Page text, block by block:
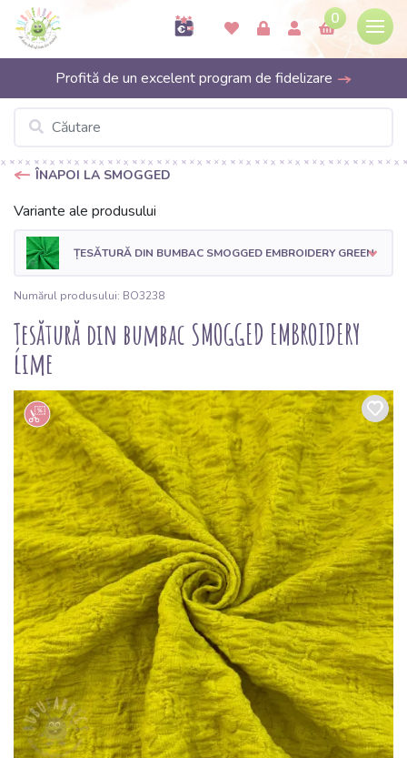
0
Profită de un excelent program de fidelizare
ÎNAPOI LA SMOGGED
Variante ale produsului
ȚESĂTURĂ DIN BUMBAC SMOGGED EMBROIDERY GREEN
Numărul produsului: BO3238
Țesătură din bumbac SMOGGED EMBROIDERY
lime